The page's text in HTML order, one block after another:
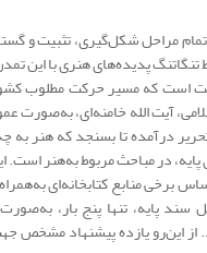
مراحل شکل‌گیری، تثبیت و
پدیده‌های هنری با این
است که مسیر حرکت مطلوب
آیت الله خامنه‌ای، به‌صورت
درآمده تا بسنجد که هنر به
پایه، در مباحث مربوط به‌هنر
منابع کتابخانه‌ای
تنها پنج بار، به‌صورت
این‌رو یازده پیشنهاد مشخص